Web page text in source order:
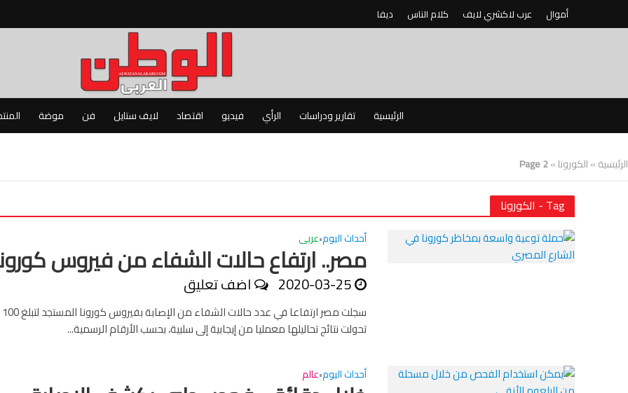
أموال عرب لاكشري لايف كلام الناس ديفا
الرئيسية تقارير ودراسات الرأي فيديو اقتصاد لايف ستايل فن موضة
الرئيسية»الكورونا»
Page 2
Tag - الكورونا
أحداث اليوم•عربى
مصر.. ارتفاع حالات الشفاء من فيروس
2020-03-25 اضف تعليق
تحولت نتائج تحاليلها معمليا من إيجابية إلى سلبية، بحسب الأرقام الرسمية...
أحداث اليوم•عالم